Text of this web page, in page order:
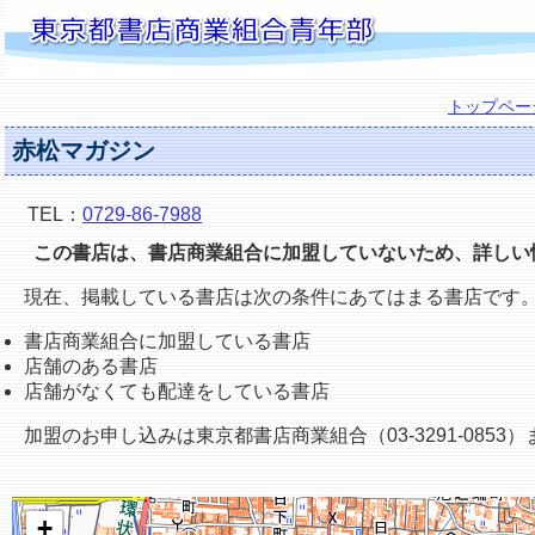
トップペ
赤松マガジン
TEL： 0729-86-7988
この書店は、書店商業組合に加盟していないため、詳し
現在、掲載している書店は次の条件にあてはまる書店です
書店商業組合に加盟している書店
店舗のある書店
店舗がなくても配達をしている書店
加盟のお申し込みは東京都書店商業組合（03-3291-0853）
+